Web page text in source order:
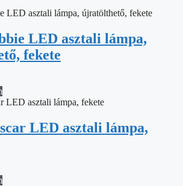
LED asztali lámpa,
fekete
LED asztali lámpa,